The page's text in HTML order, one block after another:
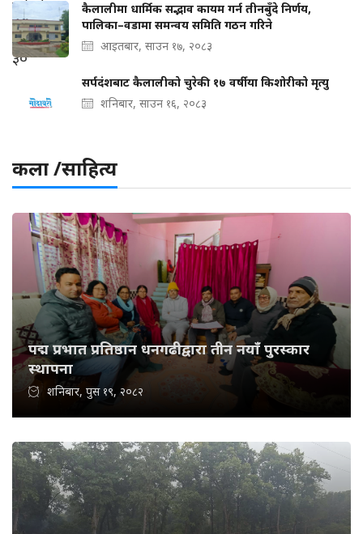
कैलालीमा धार्मिक सद्भाव कायम गर्न तीनबुँदे निर्णय,
पालिका–वडामा समन्वय समिति गठन गरिने
आइतबार, साउन १७, २०८३
सर्पदंशबाट कैलालीको चुरेकी १७ वर्षीया किशोरीको मृत्यु
शनिबार, साउन १६, २०८३
कला /साहित्य
पद्म प्रभात प्रतिष्ठान धनगढीद्वारा तीन नयाँ पुरस्कार
स्थापना
शनिबार, पुस १९, २०८२